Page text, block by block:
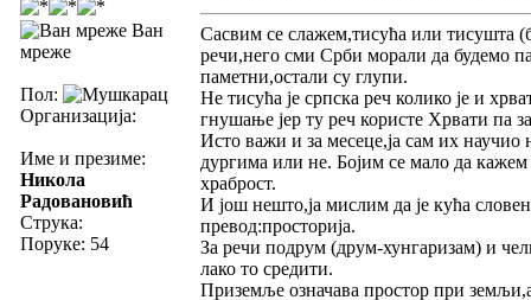
Ван
мреже
Пол:
Организација:
Име и презиме:
Никола
Радовановић
Струка:
Поруке: 54
Сасвим се слажем,тисућа или тисушта
речи,него сми Срби морали да будемо
паметни,остали су глупи.
Не тисућа је српска реч колико је и
гнушање јер ту реч користе Хрвати па
Исто важи и за месеце,ја сам их
дургима или не. Бојим се мало да
храброст.
И још нешто,ја мислим да је кућа
превод:просторија.
За речи подрум (друм-хунгаризам) и
лако то средити.
Приземље означава простор при